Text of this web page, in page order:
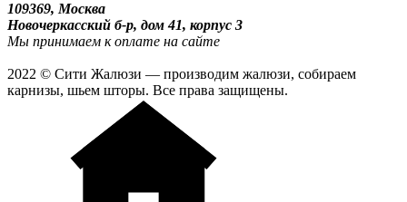
109369, Москва
Новочеркасский б-р, дом 41, корпус 3
Мы принимаем к оплате на сайте
2022 © Сити Жалюзи — производим жалюзи, собираем
карнизы, шьем шторы. Все права защищены.